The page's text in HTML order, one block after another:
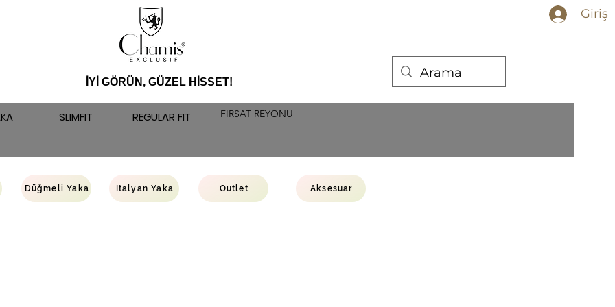
İYİ GÖRÜN, GÜZEL HİSSET!
Giriş
SLIMFIT REGULAR FIT FIRSAT REYONU
Düğmeli Yaka İtalyan Yaka Outlet Aksesuar